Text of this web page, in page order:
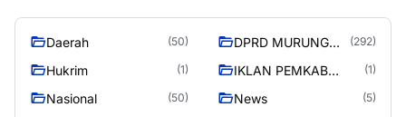
Daerah (50)
DPRD MURUNG
(292)
Hukrim (1)
IKLAN PEMKAB
(1)
Nasional (50) News (5)